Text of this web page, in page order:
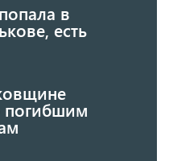
в
есть
погибшим